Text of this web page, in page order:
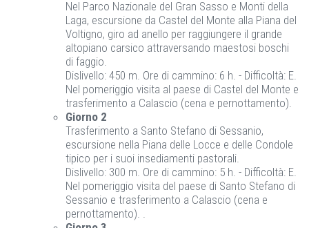
Nel Parco Nazionale del Gran Sasso e Monti della
Laga, escursione da Castel del Monte alla Piana del
Voltigno, giro ad anello per raggiungere il grande
altopiano carsico attraversando maestosi boschi
di faggio.
Dislivello: 450 m. Ore di cammino: 6 h. - Difficoltà: E.
Nel pomeriggio visita al paese di Castel del Monte e
trasferimento a Calascio (cena e pernottamento).
Giorno 2
Trasferimento a Santo Stefano di Sessanio,
escursione nella Piana delle Locce e delle Condole
tipico per i suoi insediamenti pastorali.
Dislivello: 300 m. Ore di cammino: 5 h. - Difficoltà: E.
Nel pomeriggio visita del paese di Santo Stefano di
Sessanio e trasferimento a Calascio (cena e
pernottamento). .